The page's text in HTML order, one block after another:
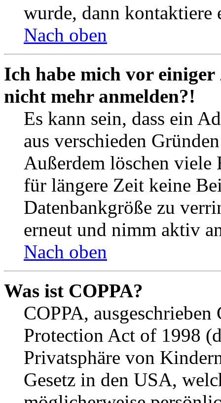
wurde, dann kontaktiere
Nach oben
Ich habe mich vor
nicht mehr anmelden?!
Es kann sein, dass ein
aus verschieden
Außerdem löschen viele
für längere Zeit keine
Datenbankgröße zu
erneut und nimm aktiv
Nach oben
Was ist COPPA?
COPPA,
Protection Act of 1998
Privatsphäre von
Gesetz in den USA,